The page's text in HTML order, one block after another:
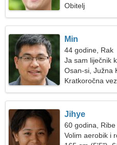
Obitelj
Min
44 godine, Rak
Ja sam liječnik
Osan-si, Južna
Kratkoročna
Jihye
60 godina, Ribe
Volim aerobik i